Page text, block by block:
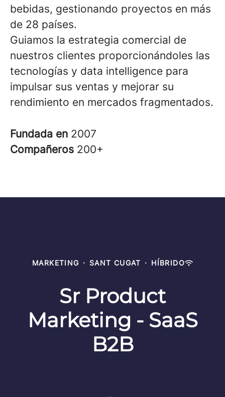
bebidas, gestionando proyectos en más
de 28 países.
Guiamos la estrategia comercial de
nuestros clientes proporcionándoles las
tecnologías y data intelligence para
impulsar sus ventas y mejorar su
rendimiento en mercados fragmentados.
Fundada en 2007
Compañeros 200+
MARKETING · SANT CUGAT · HÍBRIDO
Sr Product
Marketing - SaaS
B2B